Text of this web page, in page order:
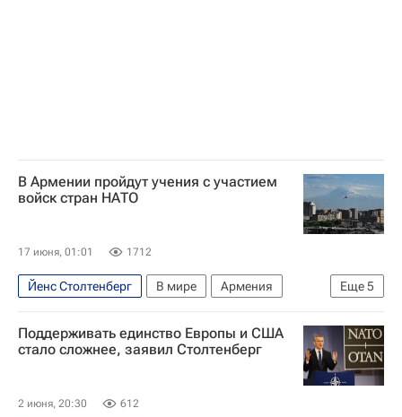
В Армении пройдут учения с участием
войск стран НАТО
17 июня, 01:01 1712
Еще5
Йенс Столтенберг В мире
Армения
США
Европа НАТО
ОДКБ
Вооруженные силы Франции
Поддерживать единство Европы и США
стало сложнее, заявил Столтенберг
2 июня, 20:30 612